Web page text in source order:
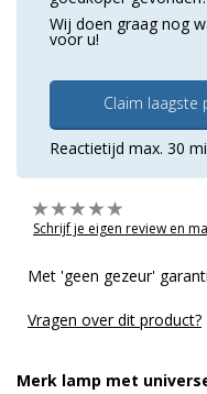
Wij doen graag nog
voor u!
Claim laagste
Reactietijd max. 30
Schrijf je eigen review en
Met 'geen gezeur'
Vragen over dit product?
Merk lamp met